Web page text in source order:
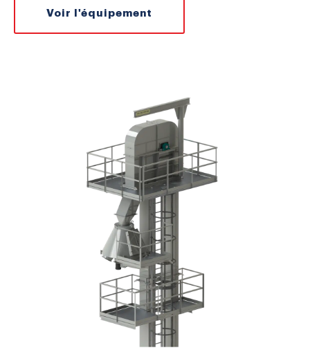
Voir l'équipement